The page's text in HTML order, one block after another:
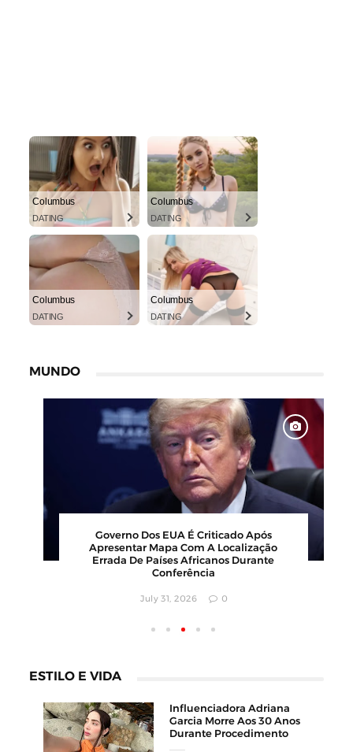
Columbus
DATING
Columbus
DATING
Columbus
DATING
Columbus
DATING
MUNDO
Errada De
Barbearia Nudista Viraliza Ao Atrair
Clientes Com Conceito Inusitado E
Faturamento Milionário
ESTILO E VIDA
Influenciadora Adriana
Garcia Morre Aos 30 Anos
Durante Procedimento